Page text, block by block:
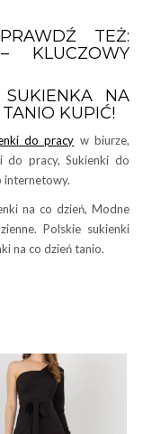
TEŻ:
NA
KUPIĆ!
do pracy w biurze,
do pracy, Sukienki do
internetowy.
na co dzień, Modne
Polskie sukienki
na co dzień tanio.